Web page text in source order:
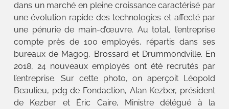
dans un marché en pleine croissance caractérisé par
une évolution rapide des technologies et affecté par
une pénurie de main-d’œuvre. Au total, l’entreprise
compte près de 100 employés, répartis dans ses
bureaux de Magog, Brossard et Drummondville. En
2018, 24 nouveaux employés ont été recrutés par
l’entreprise. Sur cette photo, on aperçoit Léopold
Beaulieu, pdg de Fondaction, Alan Kezber, président
de Kezber et Éric Caire, Ministre délégué à la